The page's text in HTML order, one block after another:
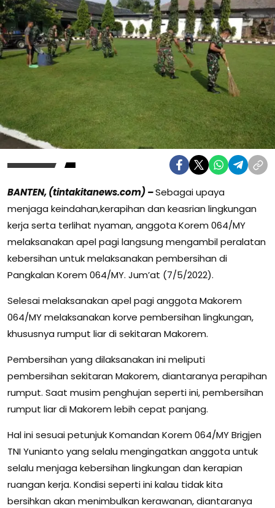
BANTEN, (tintakitanews.com) –Sebagai upaya
menjaga keindahan,kerapihan dan keasrian lingkungan
kerja serta terlihat nyaman, anggota Korem 064/MY
melaksanakan apel pagi langsung mengambil peralatan
kebersihan untuk melaksanakan pembersihan di
Pangkalan Korem 064/MY. Jum’at (7/5/2022).
Selesai melaksanakan apel pagi anggota Makorem
064/MY melaksanakan korve pembersihan lingkungan,
khususnya rumput liar di sekitaran Makorem.
Pembersihan yang dilaksanakan ini meliputi
pembersihan sekitaran Makorem, diantaranya perapihan
rumput. Saat musim penghujan seperti ini, pembersihan
rumput liar di Makorem lebih cepat panjang.
Hal ini sesuai petunjuk Komandan Korem 064/MY Brigjen
TNI Yunianto yang selalu mengingatkan anggota untuk
selalu menjaga kebersihan lingkungan dan kerapian
ruangan kerja. Kondisi seperti ini kalau tidak kita
bersihkan akan menimbulkan kerawanan, diantaranya